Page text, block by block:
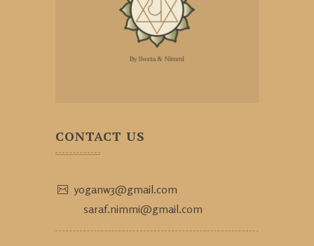
CONTACT US
yoganw3@gmail.com
saraf.nimmi@gmail.com